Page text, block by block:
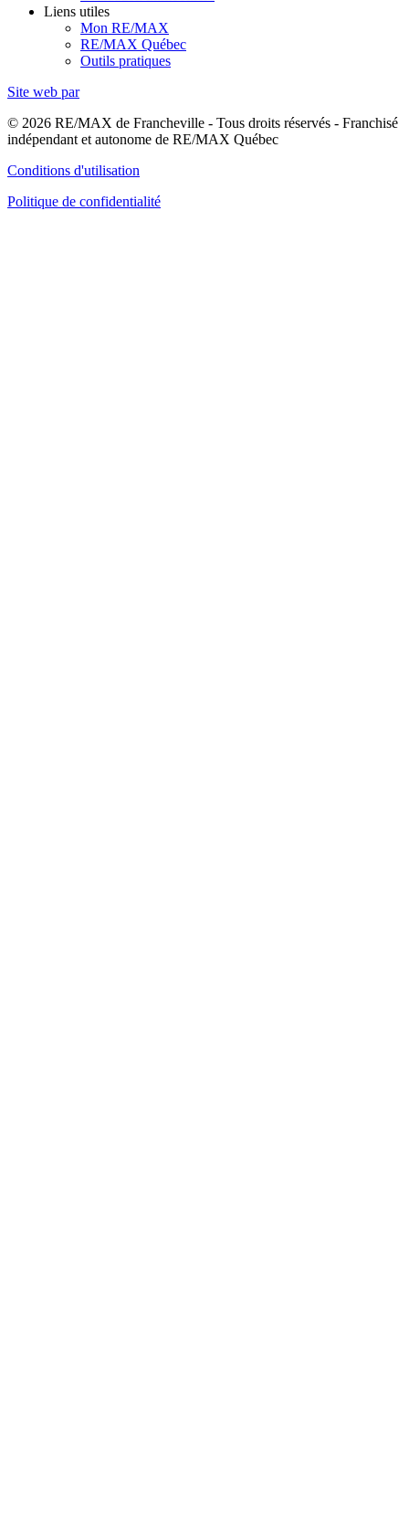
Liens utiles
Mon RE/MAX
RE/MAX Québec
Outils pratiques
Site web par
© 2026 RE/MAX de Francheville - Tous droits réservés - Franchisé
indépendant et autonome de RE/MAX Québec
Conditions d'utilisation
Politique de confidentialité